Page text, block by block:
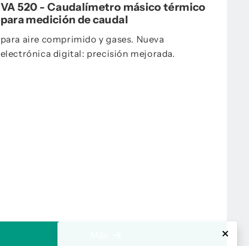
VA 520 - Caudalímetro másico térmico
para medición de caudal
para aire comprimido y gases. Nueva
electrónica digital: precisión mejorada.